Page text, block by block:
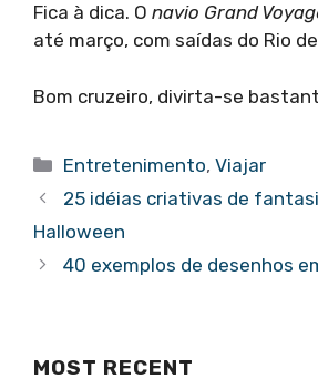
Fica à dica. O navio Grand
até março, com saídas do Rio
Bom cruzeiro, divirta-se
Categorias
Entretenimento,Viajar
25 idéias criativas de
Halloween
40 exemplos de desenhos
MOST RECENT